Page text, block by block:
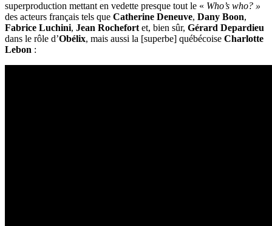
superproduction mettant en vedette presque tout le « Who’s who? »
des acteurs français tels que Catherine Deneuve, Dany Boon,
Fabrice Luchini, Jean Rochefort et, bien sûr, Gérard Depardieu
dans le rôle d’Obélix, mais aussi la [superbe] québécoise Charlotte
Lebon :